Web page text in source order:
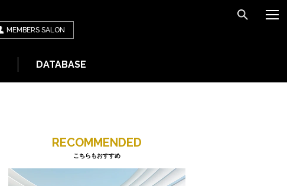
MEMBERS SALON
DATABASE
RECOMMENDED
こちらもおすすめ